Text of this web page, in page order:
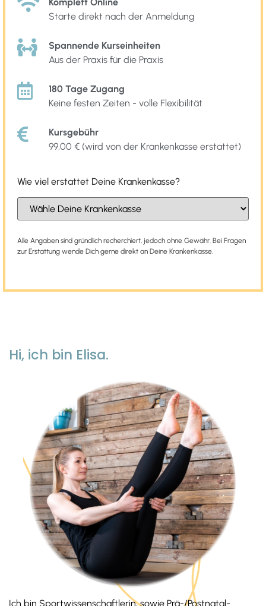
Starte direkt nach der Anmeldung
Spannende Kurseinheiten
Aus der Praxis für die Praxis
180 Tage Zugang
Keine festen Zeiten - volle Flexibilität
Kursgebühr
99,00 € (wird von der Krankenkasse erstattet)
Wie viel erstattet Deine Krankenkasse?
Alle Angaben sind gründlich recherchiert, jedoch ohne Gewähr. Bei Fragen
zur Erstattung wende Dich gerne direkt an Deine Krankenkasse.
Hi, ich bin Elisa.
Ich bin Sportwissenschaftlerin, sowie Prä-/Postnatal-